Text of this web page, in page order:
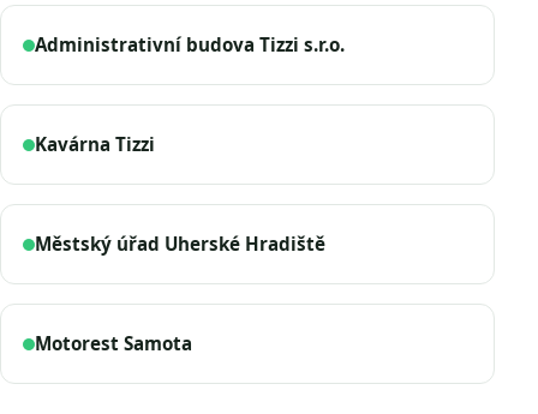
Administrativní budova Tizzi s.r.o.
Kavárna Tizzi
Městský úřad Uherské Hradiště
Motorest Samota